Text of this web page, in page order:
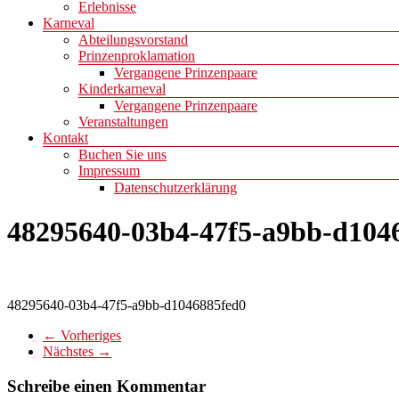
Erlebnisse
Karneval
Abteilungsvorstand
Prinzenproklamation
Vergangene Prinzenpaare
Kinderkarneval
Vergangene Prinzenpaare
Veranstaltungen
Kontakt
Buchen Sie uns
Impressum
Datenschutzerklärung
48295640-03b4-47f5-a9bb-
48295640-03b4-47f5-a9bb-d1046885fed0
← Vorheriges
Nächstes →
Schreibe einen Kommentar